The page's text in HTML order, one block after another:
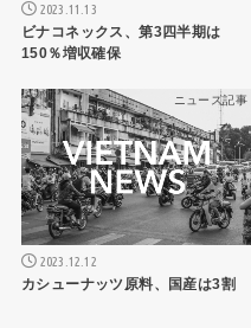
2023.11.13
ビナコネックス、第3四半期は
150％増収確保
ニュース記事
2023.12.12
カシューナッツ原料、国産は3割